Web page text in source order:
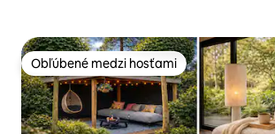
Obľúbené medzi hosťami
Obľúbené medzi hosťami